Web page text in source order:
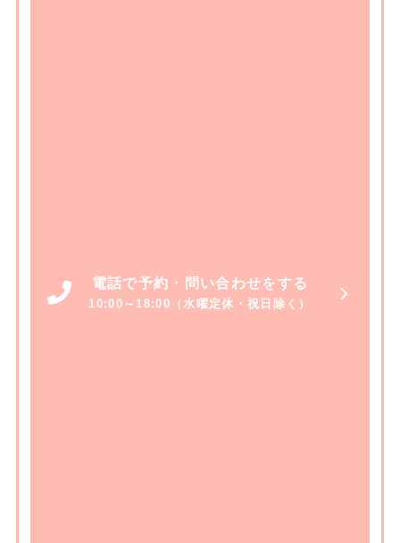
電話で予約・問い合わせをする
10:00～18:00（水曜定休・祝日除く）